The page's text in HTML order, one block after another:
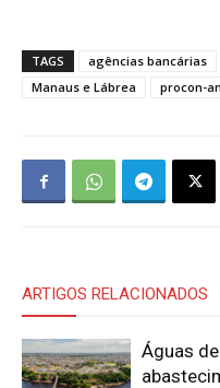
TAGS agências bancárias
Manaus e Lábrea
procon-
ARTIGOS RELACIONADOS
Águas